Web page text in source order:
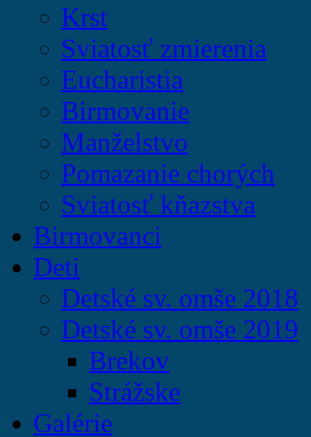
Krst
Sviatosť zmierenia
Eucharistia
Birmovanie
Manželstvo
Pomazanie chorých
Sviatosť kňazstva
Birmovanci
Deti
Detské sv. omše 2018
Detské sv. omše 2019
Brekov
Strážske
Galérie